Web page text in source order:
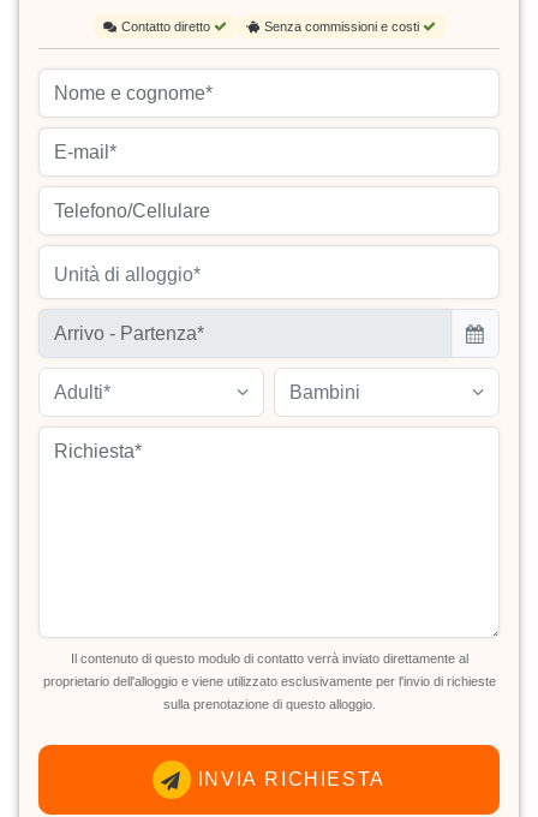
Contatto diretto Senza commissioni e costi
Unità di alloggio*
Adulti* Bambini
Il contenuto di questo modulo di contatto verrà inviato direttamente al
proprietario dell'alloggio e viene utilizzato esclusivamente per l'invio di richieste
sulla prenotazione di questo alloggio.
INVIA RICHIESTA